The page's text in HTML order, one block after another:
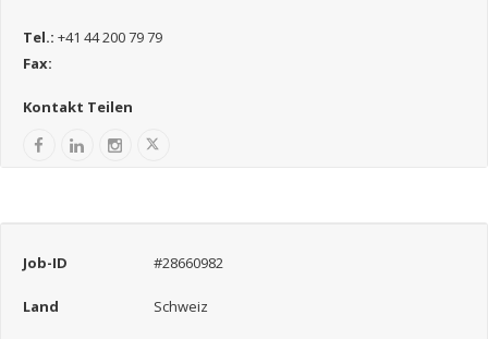
Tel.: +41 44 200 79 79
Fax:
Kontakt Teilen
Job-ID #28660982
Land Schweiz